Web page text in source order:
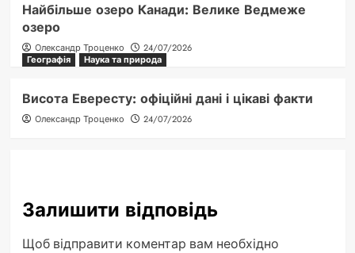
Найбільше озеро Канади: Велике Ведмеже
озеро
Олександр Троценко
24/07/2026
Географія
Наука та природа
Висота Евересту: офіційні дані і цікаві факти
Олександр Троценко 24/07/2026
Залишити відповідь
Щоб відправити коментар вам необхідно